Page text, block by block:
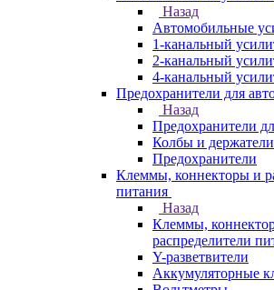
Назад
Автомобильные
1-канальный
2-канальный
4-канальный
Предохранители для
Назад
Предохранители
Колбы и
Предохранители
Клеммы, коннекторы и
питания
Назад
Клеммы,
распределители
Y-разветвители
Аккумуляторные